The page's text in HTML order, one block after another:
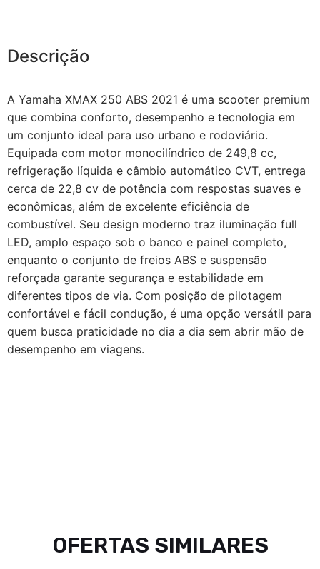
Descrição
A Yamaha XMAX 250 ABS 2021 é uma scooter premium
que combina conforto, desempenho e tecnologia em
um conjunto ideal para uso urbano e rodoviário.
Equipada com motor monocilíndrico de 249,8 cc,
refrigeração líquida e câmbio automático CVT, entrega
cerca de 22,8 cv de potência com respostas suaves e
econômicas, além de excelente eficiência de
combustível. Seu design moderno traz iluminação full
LED, amplo espaço sob o banco e painel completo,
enquanto o conjunto de freios ABS e suspensão
reforçada garante segurança e estabilidade em
diferentes tipos de via. Com posição de pilotagem
confortável e fácil condução, é uma opção versátil para
quem busca praticidade no dia a dia sem abrir mão de
desempenho em viagens.
OFERTAS SIMILARES